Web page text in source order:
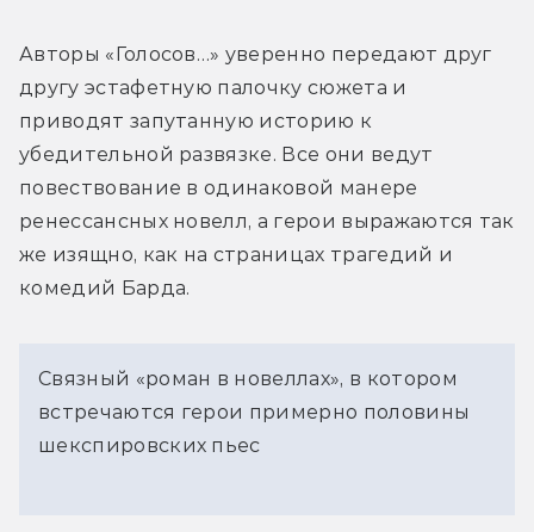
Авторы «Голосов…» уверенно передают друг
другу эстафетную палочку сюжета и
приводят запутанную историю к
убедительной развязке. Все они ведут
повествование в одинаковой манере
ренессансных новелл, а герои выражаются так
же изящно, как на страницах трагедий и
комедий Барда.
Связный «роман в новеллах», в котором
встречаются герои примерно половины
шекспировских пьес